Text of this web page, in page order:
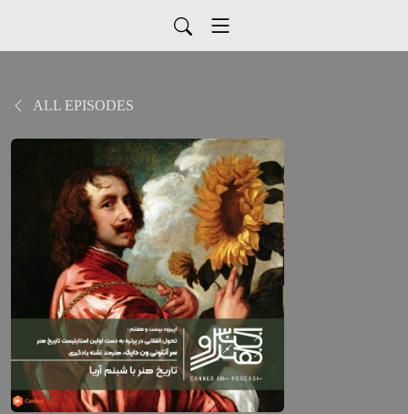
ALL EPISODES